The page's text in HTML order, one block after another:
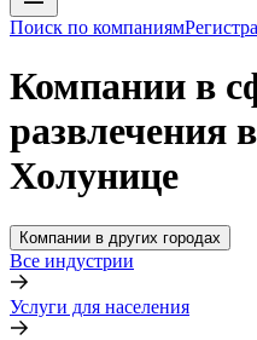
Поиск по компаниям
Компании в
развлечения
Холунице
Компании в других городах
Все индустрии
Услуги для населения